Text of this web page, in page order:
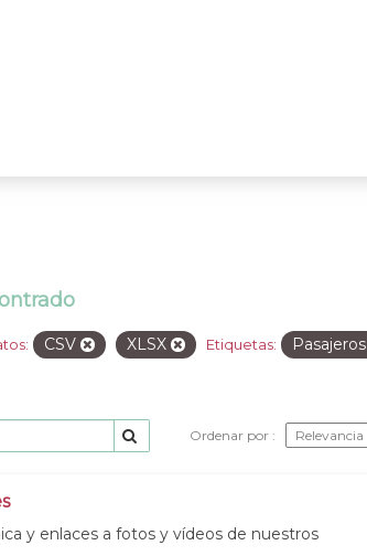
CSV XLSX Etiquetas:
Pasajeros
Ordenar por
y enlaces a fotos y vídeos de nuestros